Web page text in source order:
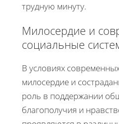
трудную минуту.
Милосердие и
социальные
В условиях
милосердие и
роль в поддержании
благополучия и